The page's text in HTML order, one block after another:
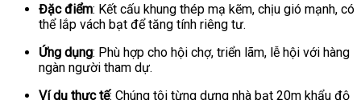
Đặc điểm: Kết cấu khung thép mạ kẽm, chịu gió mạnh, có
thể lắp vách bạt để tăng tính riêng tư.
Ứng dụng: Phù hợp cho hội chợ, triển lãm, lễ hội với hàng
ngàn người tham dự.
Ví dụ thực tế: Chúng tôi từng dựng nhà bạt 20m khẩu độ